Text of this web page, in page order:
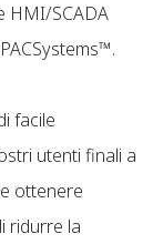
HMI/SCADA
facile
utenti finali a
ottenere
ridurre la